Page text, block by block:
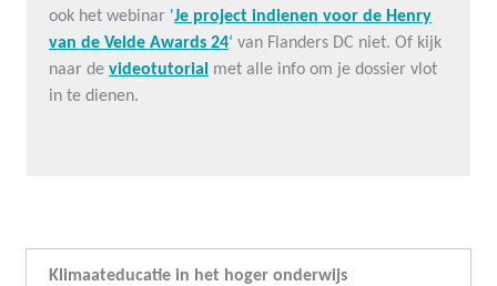
ook het webinar 'Je project indienen voor de Henry
van de Velde Awards 24‘ van Flanders DC niet. Of kijk
naar de videotutorial
met alle info om je dossier vlot
in te dienen.
Klimaateducatie in het hoger onderwijs